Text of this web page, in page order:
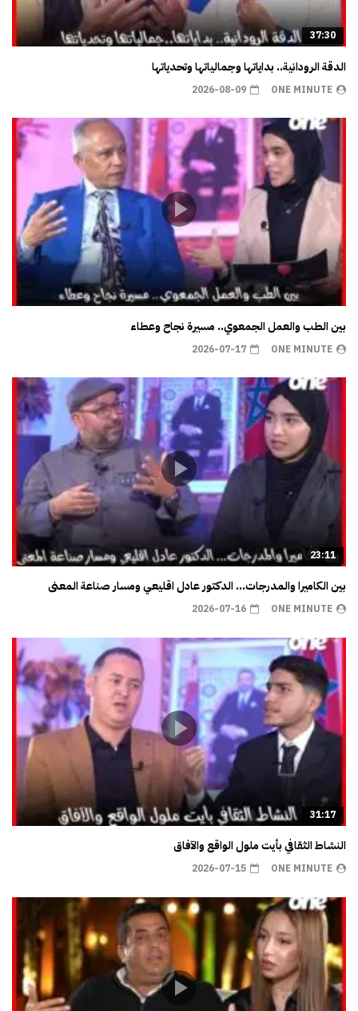
37:30
الدقة الرودانية.. بداياتها وجمالياتها وتحدياتها
ONE MINUTE
2026-08-09
بين الطب والعمل الجمعوي.. مسيرة نجاح وعطاء
ONE MINUTE
2026-07-17
23:11
بين الكاميرا والمدرجات… الدكتور عادل اقليعي ومسار صناعة المعنى
ONE MINUTE
2026-07-16
31:17
النشاط الثقافي بأيت ملول الواقع والآفاق
ONE MINUTE
2026-07-15